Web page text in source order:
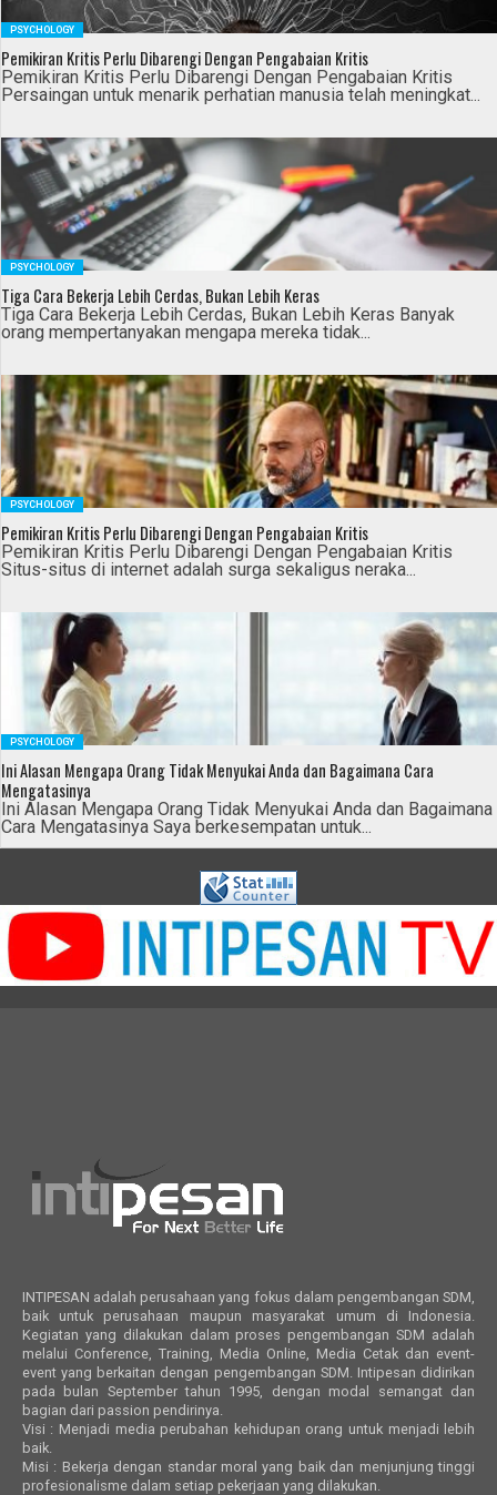
PSYCHOLOGY
Pemikiran Kritis Perlu Dibarengi Dengan Pengabaian Kritis
Pemikiran Kritis Perlu Dibarengi Dengan Pengabaian Kritis
Persaingan untuk menarik perhatian manusia telah meningkat...
PSYCHOLOGY
Tiga Cara Bekerja Lebih Cerdas, Bukan Lebih Keras
Tiga Cara Bekerja Lebih Cerdas, Bukan Lebih Keras Banyak
orang mempertanyakan mengapa mereka tidak...
PSYCHOLOGY
Pemikiran Kritis Perlu Dibarengi Dengan Pengabaian Kritis
Pemikiran Kritis Perlu Dibarengi Dengan Pengabaian Kritis
Situs-situs di internet adalah surga sekaligus neraka...
PSYCHOLOGY
Ini Alasan Mengapa Orang Tidak Menyukai Anda dan Bagaimana Cara
Mengatasinya
Ini Alasan Mengapa Orang Tidak Menyukai Anda dan Bagaimana
Cara Mengatasinya Saya berkesempatan untuk...
INTIPESAN adalah perusahaan yang fokus dalam pengembangan SDM,
baik untuk perusahaan maupun masyarakat umum di Indonesia.
Kegiatan yang dilakukan dalam proses pengembangan SDM adalah
melalui Conference, Training, Media Online, Media Cetak dan event-
event yang berkaitan dengan pengembangan SDM. Intipesan didirikan
pada bulan September tahun 1995, dengan modal semangat dan
bagian dari passion pendirinya.
Visi : Menjadi media perubahan kehidupan orang untuk menjadi lebih
baik.
Misi : Bekerja dengan standar moral yang baik dan menjunjung tinggi
profesionalisme dalam setiap pekerjaan yang dilakukan.